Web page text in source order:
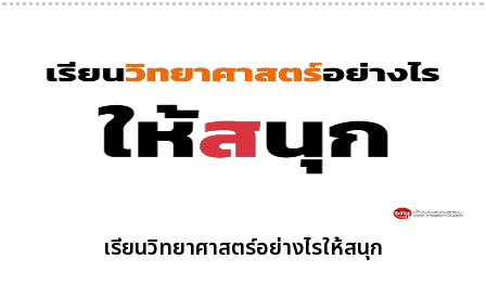
เรียนวิทยาศาสตร์อย่างไรให้สนุก